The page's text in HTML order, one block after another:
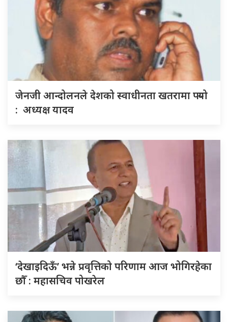
जेनजी आन्दोलनले देशको स्वाधीनता खतरामा पर्‍यो
: अध्यक्ष यादव
‘देखाइदिऊँ’ भन्ने प्रवृत्तिको परिणाम आज भोगिरहेका
छौँ : महासचिव पोखरेल